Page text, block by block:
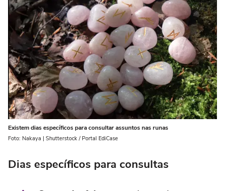
Existem dias específicos para consultar assuntos nas runas
Foto: Nakaya | Shutterstock / Portal EdiCase
Dias específicos para consultas